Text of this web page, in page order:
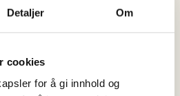
Detaljer Om
cookies
for å gi innhold og
og musikk.